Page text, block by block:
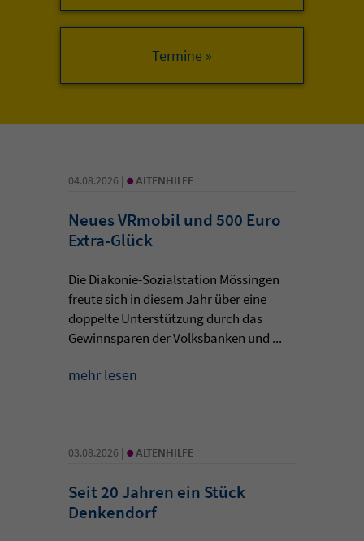
04.08.2026 | • ALTENHILFE
Neues VRmobil und 500 Euro
Extra-Glück
Die Diakonie-Sozialstation Mössingen
freute sich in diesem Jahr über eine
doppelte Unterstützung durch das
Gewinnsparen der Volksbanken und ...
mehr lesen
03.08.2026 | • ALTENHILFE
Seit 20 Jahren ein Stück
Denkendorf